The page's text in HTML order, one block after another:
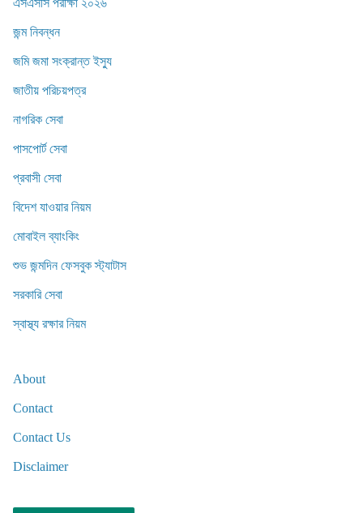
এসএসসি পরীক্ষা ২০২৬
জন্ম নিবন্ধন
জমি জমা সংক্রান্ত ইস্যু
জাতীয় পরিচয়পত্র
নাগরিক সেবা
পাসপোর্ট সেবা
প্রবাসী সেবা
বিদেশ যাওয়ার নিয়ম
মোবাইল ব্যাংকিং
শুভ জন্মদিন ফেসবুক স্ট্যাটাস
সরকারি সেবা
স্বাস্থ্য রক্ষার নিয়ম
About
Contact
Contact Us
Disclaimer